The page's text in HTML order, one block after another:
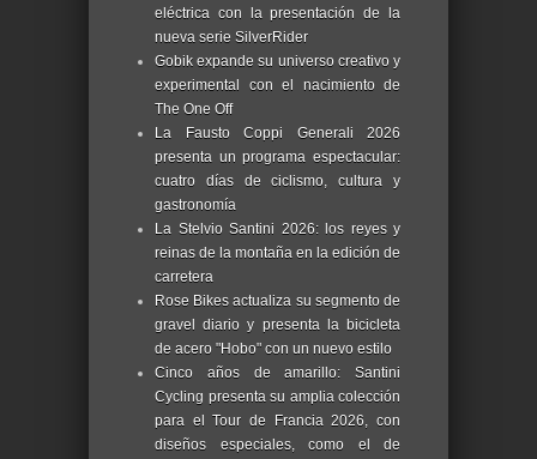
eléctrica con la presentación de la
nueva serie SilverRider
Gobik expande su universo creativo y
experimental con el nacimiento de
The One Off
La Fausto Coppi Generali 2026
presenta un programa espectacular:
cuatro días de ciclismo, cultura y
gastronomía
La Stelvio Santini 2026: los reyes y
reinas de la montaña en la edición de
carretera
Rose Bikes actualiza su segmento de
gravel diario y presenta la bicicleta
de acero "Hobo" con un nuevo estilo
Cinco años de amarillo: Santini
Cycling presenta su amplia colección
para el Tour de Francia 2026, con
diseños especiales, como el de